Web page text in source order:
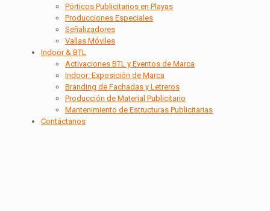
Pórticos Publicitarios en Playas
Producciones Especiales
Señalizadores
Vallas Móviles
Indoor & BTL
Activaciones BTL y Eventos de Marca
Indoor: Exposición de Marca
Branding de Fachadas y Letreros
Producción de Material Publicitario
Mantenimiento de Estructuras Publicitarias
Contáctanos